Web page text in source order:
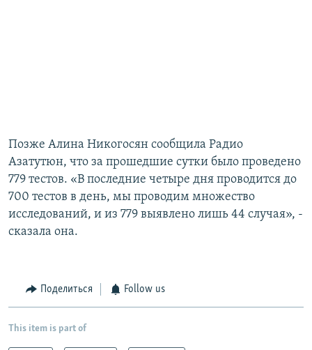
Позже Алина Никогосян сообщила Радио
Азатутюн, что за прошедшие сутки было проведено
779 тестов. «В последние четыре дня проводится до
700 тестов в день, мы проводим множество
исследований, и из 779 выявлено лишь 44 случая», -
сказала она.
Поделиться Follow us
This item is part of